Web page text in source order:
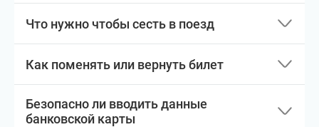
Что нужно чтобы сесть в поезд
Как поменять или вернуть билет
Безопасно ли вводить данные
банковской карты